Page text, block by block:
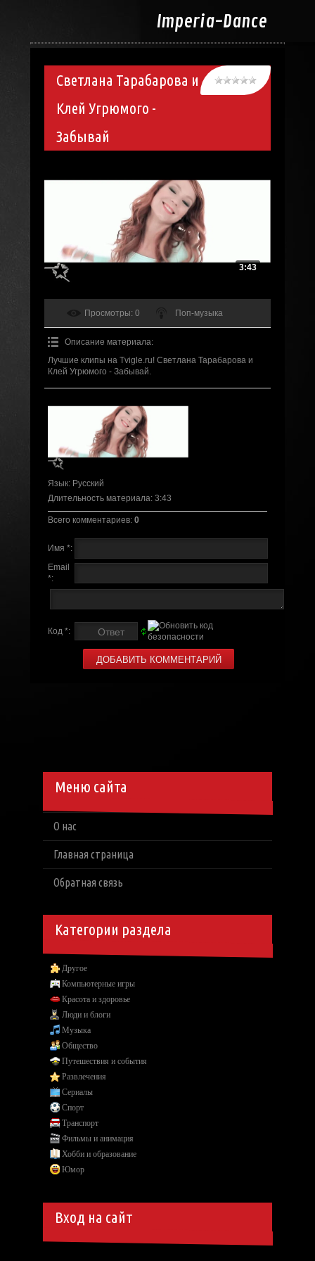
Imperia-Dance
Светлана Тарабарова и
Клей Угрюмого -
Забывай
3:43
Просмотры: 0 Поп-музыка
Описание материала:
Лучшие клипы на Tvigle.ru! Светлана Тарабарова и
Клей Угрюмого - Забывай.
Язык: Русский
Длительность материала: 3:43
Всего комментариев: 0
Имя *:
Email
*:
Код *:
Меню сайта
О нас
Главная страница
Обратная связь
Категории раздела
Другое
Компьютерные игры
Красота и здоровье
Люди и блоги
Музыка
Общество
Путешествия и события
Развлечения
Сериалы
Спорт
Транспорт
Фильмы и анимация
Хобби и образование
Юмор
Вход на сайт